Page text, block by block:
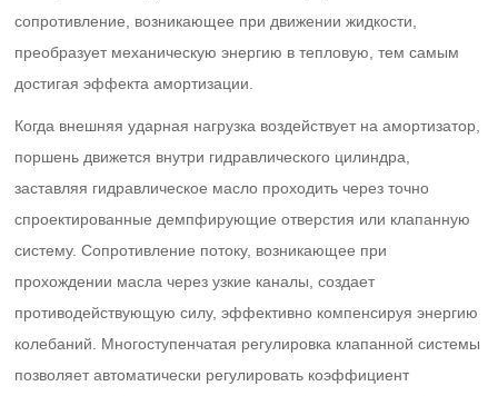
сопротивление, возникающее при движении жидкости,
преобразует механическую энергию в тепловую, тем самым
достигая эффекта амортизации.
Когда внешняя ударная нагрузка воздействует на амортизатор,
поршень движется внутри гидравлического цилиндра,
заставляя гидравлическое масло проходить через точно
спроектированные демпфирующие отверстия или клапанную
систему. Сопротивление потоку, возникающее при
прохождении масла через узкие каналы, создает
противодействующую силу, эффективно компенсируя энергию
колебаний. Многоступенчатая регулировка клапанной системы
позволяет автоматически регулировать коэффициент